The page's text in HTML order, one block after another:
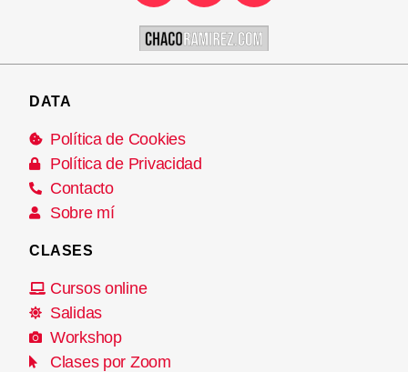
DATA
Política de Cookies
Política de Privacidad
Contacto
Sobre mí
CLASES
Cursos online
Salidas
Workshop
Clases por Zoom